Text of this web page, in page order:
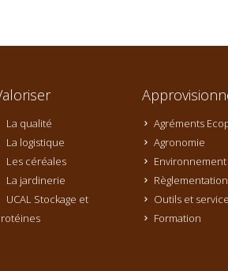
La qualité
La logistique
Les céréales
La jardinerie
UCAL Stockage et
Agréments
Agronomie
Environnement
Règlementation
Outils et
Formation